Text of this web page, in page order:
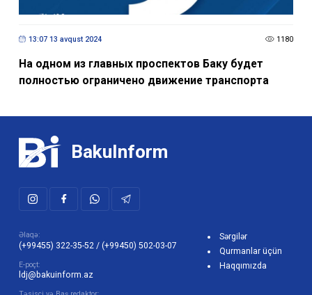
13:07 13 avqust 2024 1180
На одном из главных проспектов Баку будет
полностью ограничено движение транспорта
BakuInform
Əlaqə:
(+99455) 322-35-52 / (+99450) 502-03-07
E-poçt:
ldj@bakuinform.az
Sərgilər
Qurmanlar üçün
Haqqımızda